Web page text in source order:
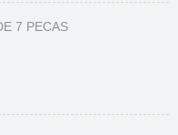
7 PECAS